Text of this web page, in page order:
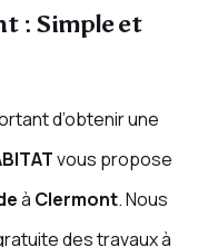
: Simple et
d’obtenir une
vous propose
à Clermont. Nous
des travaux à